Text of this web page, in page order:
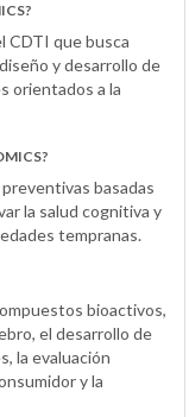
CDTI que busca
y desarrollo de
orientados a la
basadas
la salud cognitiva y
tempranas.
bioactivos,
el desarrollo de
la evaluación
y la